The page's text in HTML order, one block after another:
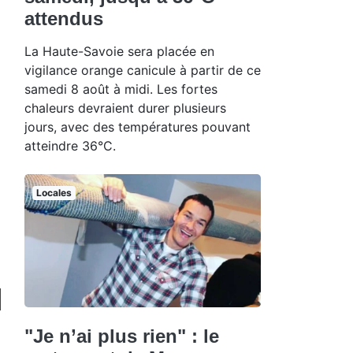
attendus
La Haute-Savoie sera placée en
vigilance orange canicule à partir de ce
samedi 8 août à midi. Les fortes
chaleurs devraient durer plusieurs
jours, avec des températures pouvant
atteindre 36°C.
Locales
"Je n’ai plus rien" : le